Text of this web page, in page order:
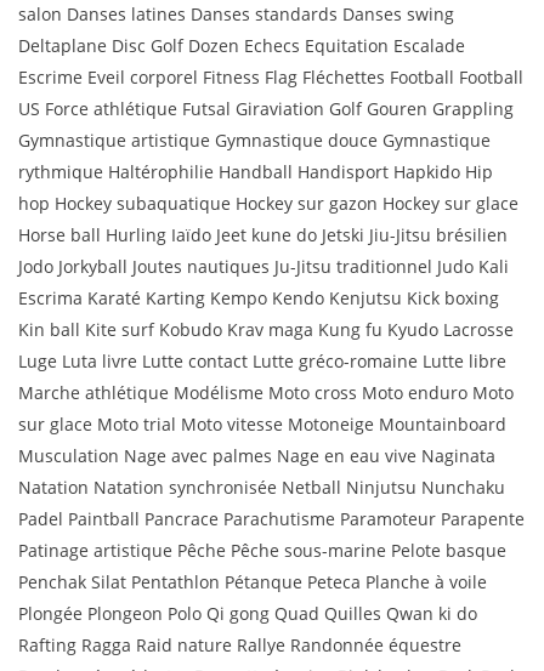
salon Danses latines Danses standards Danses swing
Deltaplane Disc Golf Dozen Echecs Equitation Escalade
Escrime Eveil corporel Fitness Flag Fléchettes Football Football
US Force athlétique Futsal Giraviation Golf Gouren Grappling
Gymnastique artistique Gymnastique douce Gymnastique
rythmique Haltérophilie Handball Handisport Hapkido Hip
hop Hockey subaquatique Hockey sur gazon Hockey sur glace
Horse ball Hurling Iaïdo Jeet kune do Jetski Jiu-Jitsu brésilien
Jodo Jorkyball Joutes nautiques Ju-Jitsu traditionnel Judo Kali
Escrima Karaté Karting Kempo Kendo Kenjutsu Kick boxing
Kin ball Kite surf Kobudo Krav maga Kung fu Kyudo Lacrosse
Luge Luta livre Lutte contact Lutte gréco-romaine Lutte libre
Marche athlétique Modélisme Moto cross Moto enduro Moto
sur glace Moto trial Moto vitesse Motoneige Mountainboard
Musculation Nage avec palmes Nage en eau vive Naginata
Natation Natation synchronisée Netball Ninjutsu Nunchaku
Padel Paintball Pancrace Parachutisme Paramoteur Parapente
Patinage artistique Pêche Pêche sous-marine Pelote basque
Penchak Silat Pentathlon Pétanque Peteca Planche à voile
Plongée Plongeon Polo Qi gong Quad Quilles Qwan ki do
Rafting Ragga Raid nature Rallye Randonnée équestre